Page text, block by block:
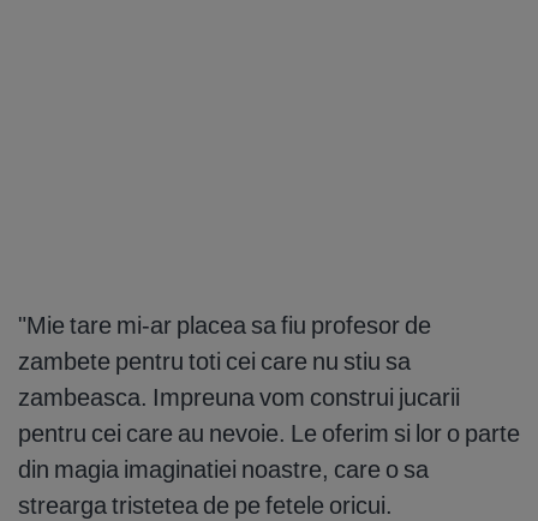
"Mie tare mi-ar placea sa fiu profesor de
zambete pentru toti cei care nu stiu sa
zambeasca. Impreuna vom construi jucarii
pentru cei care au nevoie. Le oferim si lor o parte
din magia imaginatiei noastre, care o sa
strearga tristetea de pe fetele oricui.